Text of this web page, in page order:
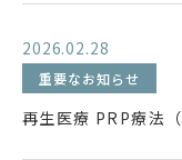
2026.02.28
重要なお知らせ
再生医療 PRP療法